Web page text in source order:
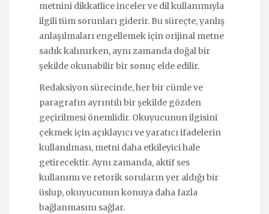
metnini dikkatlice inceler ve dil kullanımıyla
ilgili tüm sorunları giderir. Bu süreçte, yanlış
anlaşılmaları engellemek için orijinal metne
sadık kalınırken, aynı zamanda doğal bir
şekilde okunabilir bir sonuç elde edilir.
Redaksiyon sürecinde, her bir cümle ve
paragrafın ayrıntılı bir şekilde gözden
geçirilmesi önemlidir. Okuyucunun ilgisini
çekmek için açıklayıcı ve yaratıcı ifadelerin
kullanılması, metni daha etkileyici hale
getirecektir. Aynı zamanda, aktif ses
kullanımı ve retorik soruların yer aldığı bir
üslup, okuyucunun konuya daha fazla
bağlanmasını sağlar.